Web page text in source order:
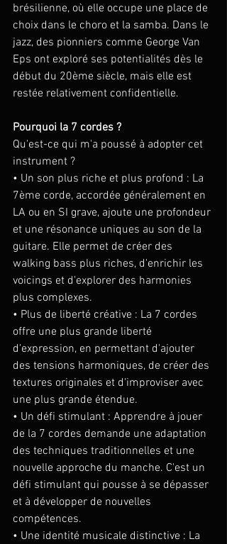
brésilienne, où elle occupe une place de
choix dans le choro et la samba. Dans le
jazz, des pionniers comme George Van
Eps ont exploré ses potentialités dès le
début du 20ème siècle, mais elle est
restée relativement confidentielle.
Pourquoi la 7 cordes ?
Qu'est-ce qui m'a poussé à adopter cet
instrument ?
• Un son plus riche et plus profond : La
7ème corde, accordée généralement en
LA ou en SI grave, ajoute une profondeur
et une résonance uniques au son de la
guitare. Elle permet de créer des
walking bass plus riches, d'enrichir les
voicings et d'explorer des harmonies
plus complexes.
• Plus de liberté créative : La 7 cordes
offre une plus grande liberté
d'expression, en permettant d'ajouter
des tensions harmoniques, de créer des
textures originales et d'improviser avec
une plus grande étendue.
• Un défi stimulant : Apprendre à jouer
de la 7 cordes demande une adaptation
des techniques traditionnelles et une
nouvelle approche du manche. C'est un
défi stimulant qui pousse à se dépasser
et à développer de nouvelles
compétences.
• Une identité musicale distinctive : La